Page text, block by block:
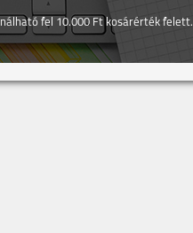
fel 10.000 Ft kosárérték felett.